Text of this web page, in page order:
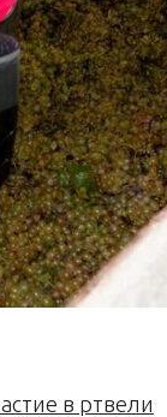
в ртвели